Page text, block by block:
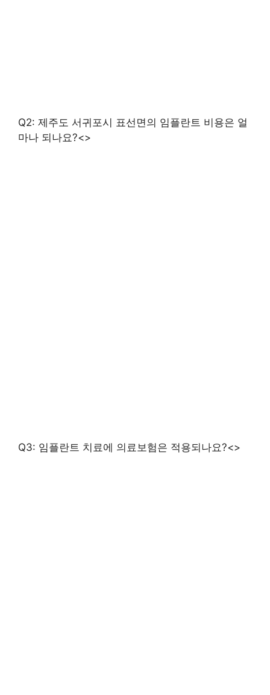
Q2: 제주도 서귀포시 표선면의 임플란트 비용은 얼
마나 되나요?<>
Q3: 임플란트 치료에 의료보험은 적용되나요?<>